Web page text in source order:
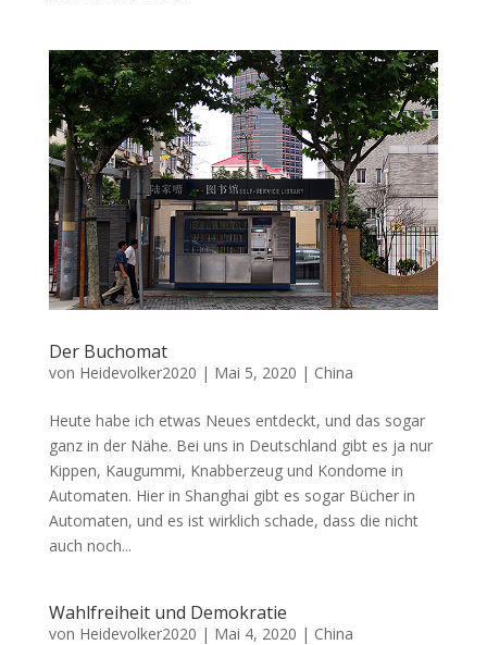
Der Buchomat
von Heidevolker2020 | Mai 5, 2020 | China
Heute habe ich etwas Neues entdeckt, und das sogar
ganz in der Nähe. Bei uns in Deutschland gibt es ja nur
Kippen, Kaugummi, Knabberzeug und Kondome in
Automaten. Hier in Shanghai gibt es sogar Bücher in
Automaten, und es ist wirklich schade, dass die nicht
auch noch...
Wahlfreiheit und Demokratie
von Heidevolker2020 | Mai 4, 2020 | China